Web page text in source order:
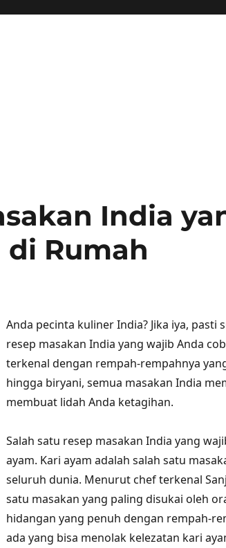
India
di Rumah
Anda pecinta kuliner India? Jika iya, pasti
resep masakan India yang wajib Anda
terkenal dengan rempah-rempahnya
hingga biryani, semua masakan India
membuat lidah Anda ketagihan.
Salah satu resep masakan India yang
ayam. Kari ayam adalah salah satu
seluruh dunia. Menurut chef terkenal
satu masakan yang paling disukai oleh
hidangan yang penuh dengan rempah-
ada yang bisa menolak kelezatan kari